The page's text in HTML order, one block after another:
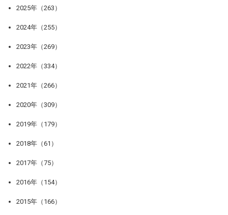
2025年（263）
2024年（255）
2023年（269）
2022年（334）
2021年（266）
2020年（309）
2019年（179）
2018年（61）
2017年（75）
2016年（154）
2015年（166）